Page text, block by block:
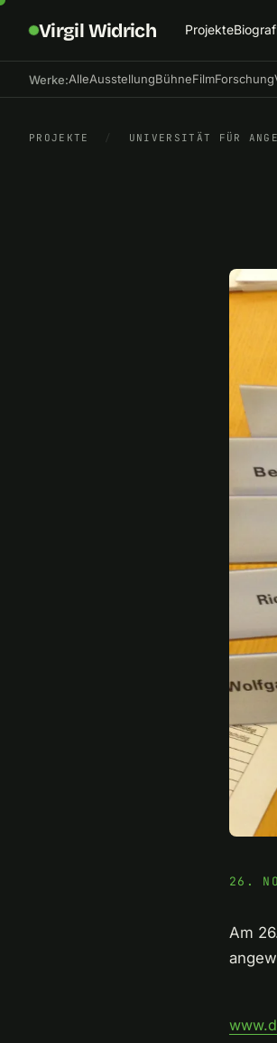
Virgil Widrich Projekte
Werke:AlleAusstellungBühneFilmForschung
PROJEKTE / UNIVERSITÄT FÜR
26.
Am